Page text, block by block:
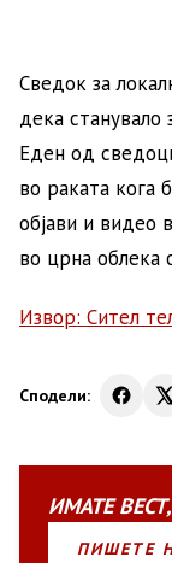
Сведок за
дека станувало
Еден од
во раката кога
објави и видео
во црна облека
Извор: Сител
Сподели:
ИМАТЕВЕСТ,
ПИШЕТЕ